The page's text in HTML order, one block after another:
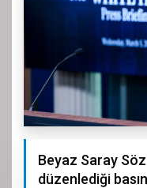
Beyaz Saray
düzenlediği